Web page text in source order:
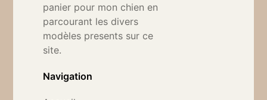
panier pour mon chien en
parcourant les divers
modèles presents sur ce
site.
Navigation